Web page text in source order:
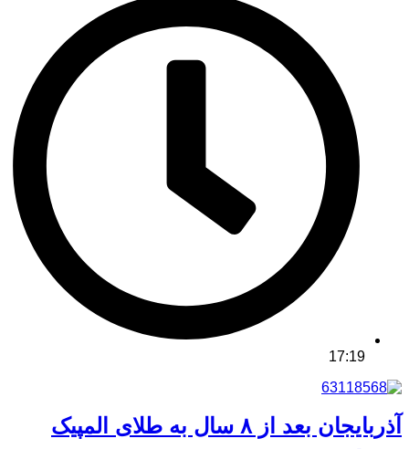
17:19
آذربایجان بعد از ۸ سال به طلای المپیک